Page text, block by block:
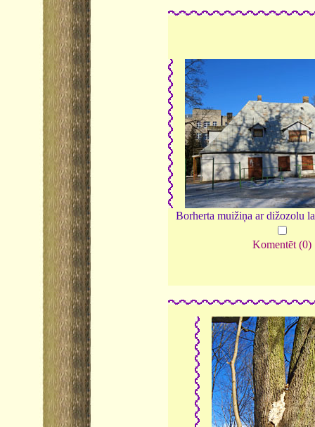
Borherta muižiņa ar dižozolu
Komentēt (0)